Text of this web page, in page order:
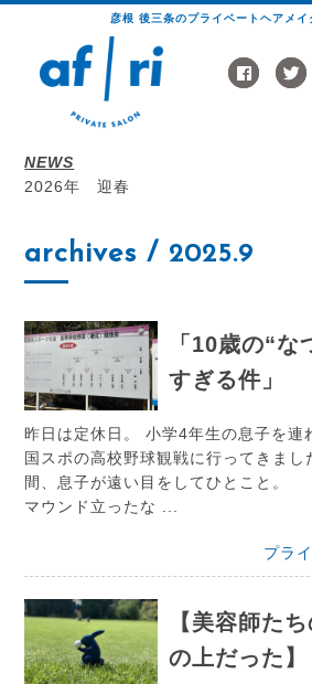
彦根 後三条のプライベートヘアメ
NEWS
2026年 迎春
archives /2025.9
「10歳の“
すぎる件」
昨日は定休日。 小学4年生の息子を連
国スポの高校野球観戦に行ってきま
間、息子が遠い目をしてひとこと。
マウンド立ったな ...
プラ
【美容師た
の上だった】